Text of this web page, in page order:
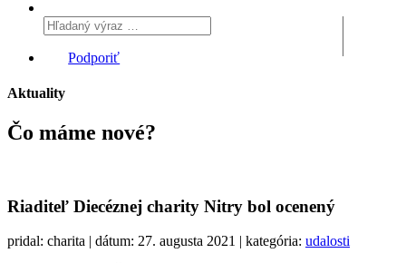
Podporiť
Aktuality
Čo máme nové?
Riaditeľ Diecéznej charity Nitry bol ocenený
pridal: charita | dátum: 27. augusta 2021 | kategória: udalosti